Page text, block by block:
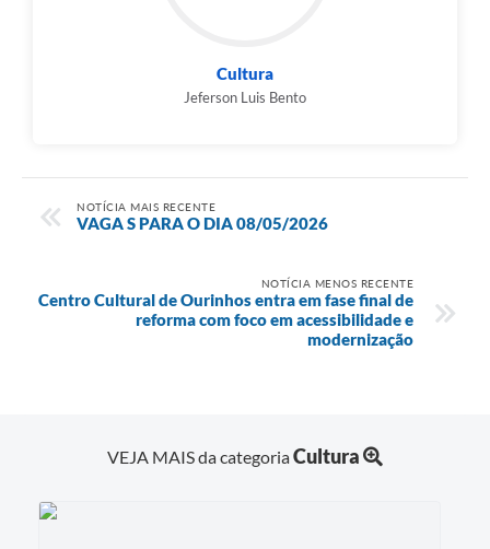
Cultura
Jeferson Luis Bento
NOTÍCIA MAIS RECENTE
VAGA S PARA O DIA 08/05/2026
NOTÍCIA MENOS RECENTE
Centro Cultural de Ourinhos entra em fase final de
reforma com foco em acessibilidade e
modernização
VEJA MAIS da categoriaCultura